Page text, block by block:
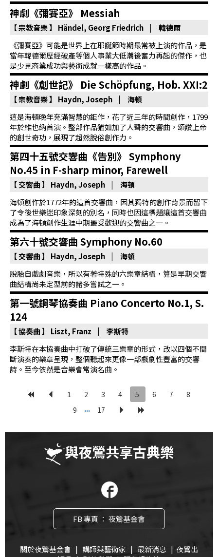
神劇《彌賽亞》 Messiah
【 宗教音樂 】
Händel, Georg Friedrich | 韓德爾
《彌賽亞》可能是世界上在耶誕節時期最常被上演的作品，是
當年韓德爾歷經破產等個人事業大低潮後奮力再起的傑作，也
是少見商業成功與藝術成就一樣高的作品。
神劇《創世記》 Die Schöpfung, Hob. XXI:2
【 宗教音樂 】
Haydn, Joseph | 海頓
這是海頓晚年充滿智慧的鉅作，花了近三年的時間創作，1799
年於維也納首演。整部作品猶如加了人聲的交響曲，頌讚上帝
的創世奇功，展現了超然脫俗創作力。
第四十五號交響曲《告別》 Symphony
No.45 in F-sharp minor, Farewell
【 交響曲 】
Haydn, Joseph | 海頓
海頓創作於1772年的這首交響曲，因其獨特的創作背景而留下
了令後世樂迷印象深刻的別名，同時也因這標題讓這首交響曲
成為了海頓創作生涯中期最受歡迎的交響曲之一。
第六十號交響曲 Symphony No.60
【 交響曲 】
Haydn, Joseph | 海頓
脫胎自戲劇音樂，所以有著特殊的六樂章結構，算是早期交響
曲結構尚未定型前的諸多嘗試之一。
第一號鋼琴協奏曲 Piano Concerto No.1, S.
124
【 協奏曲 】
Liszt, Franz | 李斯特
李斯特在本協奏曲中打破了傳統三樂章的形式，改以四個不間
斷演奏的樂章呈現，整個聽起來更像一部戲劇性豐富的交響
詩。至今依然是音樂會常演名曲。
1 2 3 4 5 6 7
8
9
... 17
與夜鶯共享古典樂
FB 專頁 ： 夜鶯基金會
關於夜鶯基金會 | 講師與藝術家 | 最新消息 | 夜鶯出